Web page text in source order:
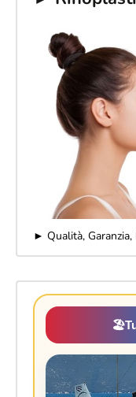
► Qualità, Garanzia,
🏖️